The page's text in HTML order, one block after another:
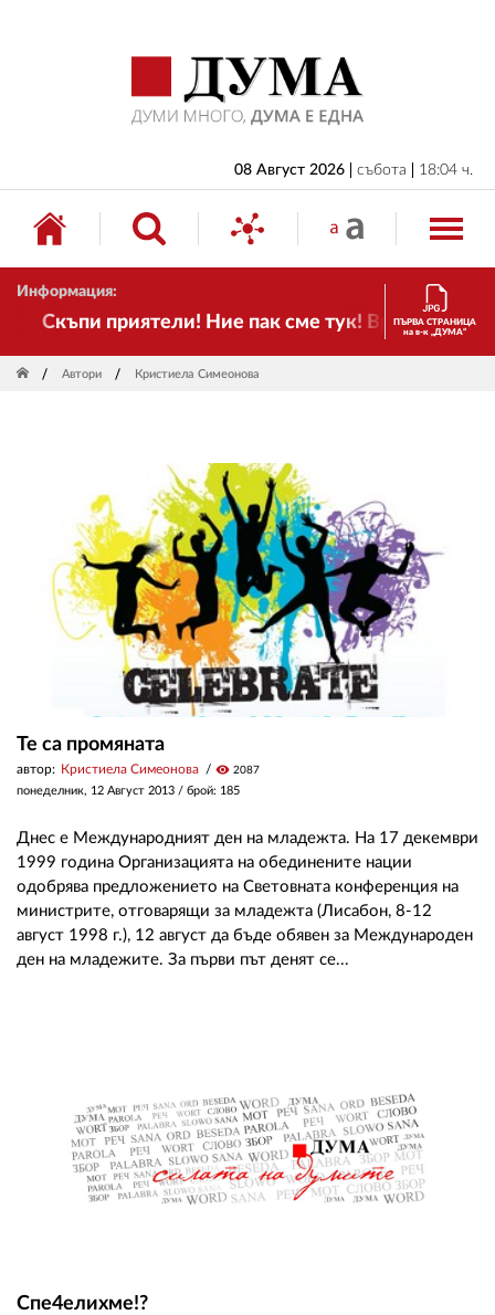
08 Август 2026 събота 18:04 ч.
Информация:
Скъпи приятели! Ние пак сме тук! Времето се
ПЪРВА СТРАНИЦА
на в-к „ДУМА“
Автори Кристиела Симеонова
Те са промяната
автор: Кристиела Симеонова visibility 2087
понеделник, 12 Август 2013 / брой: 185
Днес е Международният ден на младежта. На 17 декември
1999 година Организацията на обединените нации
одобрява предложението на Световната конференция на
министрите, отговарящи за младежта (Лисабон, 8-12
август 1998 г.), 12 август да бъде обявен за Международен
ден на младежите. За първи път денят се...
Спе4елихме!?
БЪЛГАРИЯ
ИКОНОМИКА
ИЗБОРИ
СВЯТ
ДРУГИ
ЗА НАС
АВТОРИ
РЕДАКЦИЯ
КОНТАКТИ
АБОНАМЕНТ
ПОЛИТИКА ЗА БИСКВИТКИТЕ
ПОЛИТИКАТА ЗА
ПОВЕРИТЕЛНОСТ